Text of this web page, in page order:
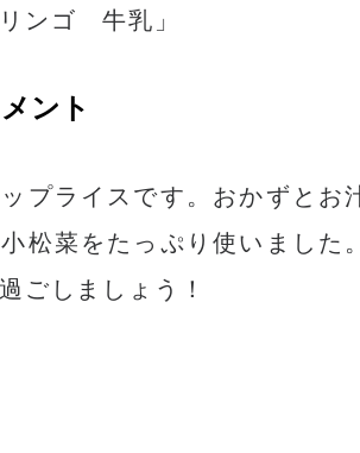
ンゴ 牛乳」
ント
プライスです。おかずとお
松菜をたっぷり使いました
ごしましょう！